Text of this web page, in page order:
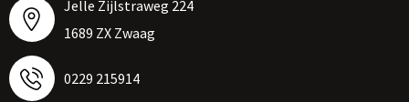
Jelle Zijlstraweg 224
1689 ZX Zwaag
0229 215914